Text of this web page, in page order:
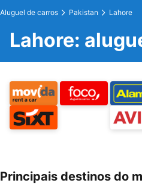
Aluguel de carros Pakistan Lahore
Lahore:
Principais destinos do